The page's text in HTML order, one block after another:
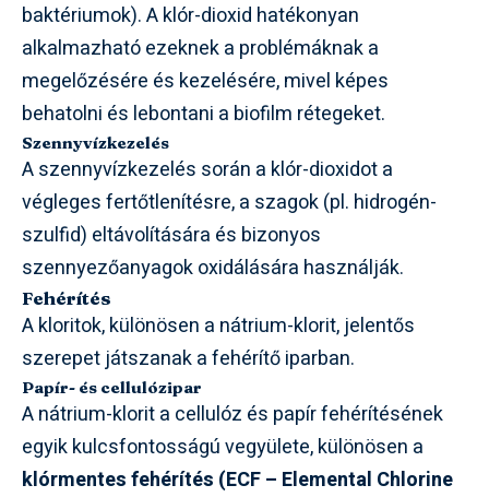
baktériumok). A klór-dioxid hatékonyan
alkalmazható ezeknek a problémáknak a
megelőzésére és kezelésére, mivel képes
behatolni és lebontani a biofilm rétegeket.
Szennyvízkezelés
A szennyvízkezelés során a klór-dioxidot a
végleges fertőtlenítésre, a szagok (pl. hidrogén-
szulfid) eltávolítására és bizonyos
szennyezőanyagok oxidálására használják.
Fehérítés
A kloritok, különösen a nátrium-klorit, jelentős
szerepet játszanak a fehérítő iparban.
Papír- és cellulózipar
A nátrium-klorit a cellulóz és papír fehérítésének
egyik kulcsfontosságú vegyülete, különösen a
klórmentes fehérítés (ECF – Elemental Chlorine